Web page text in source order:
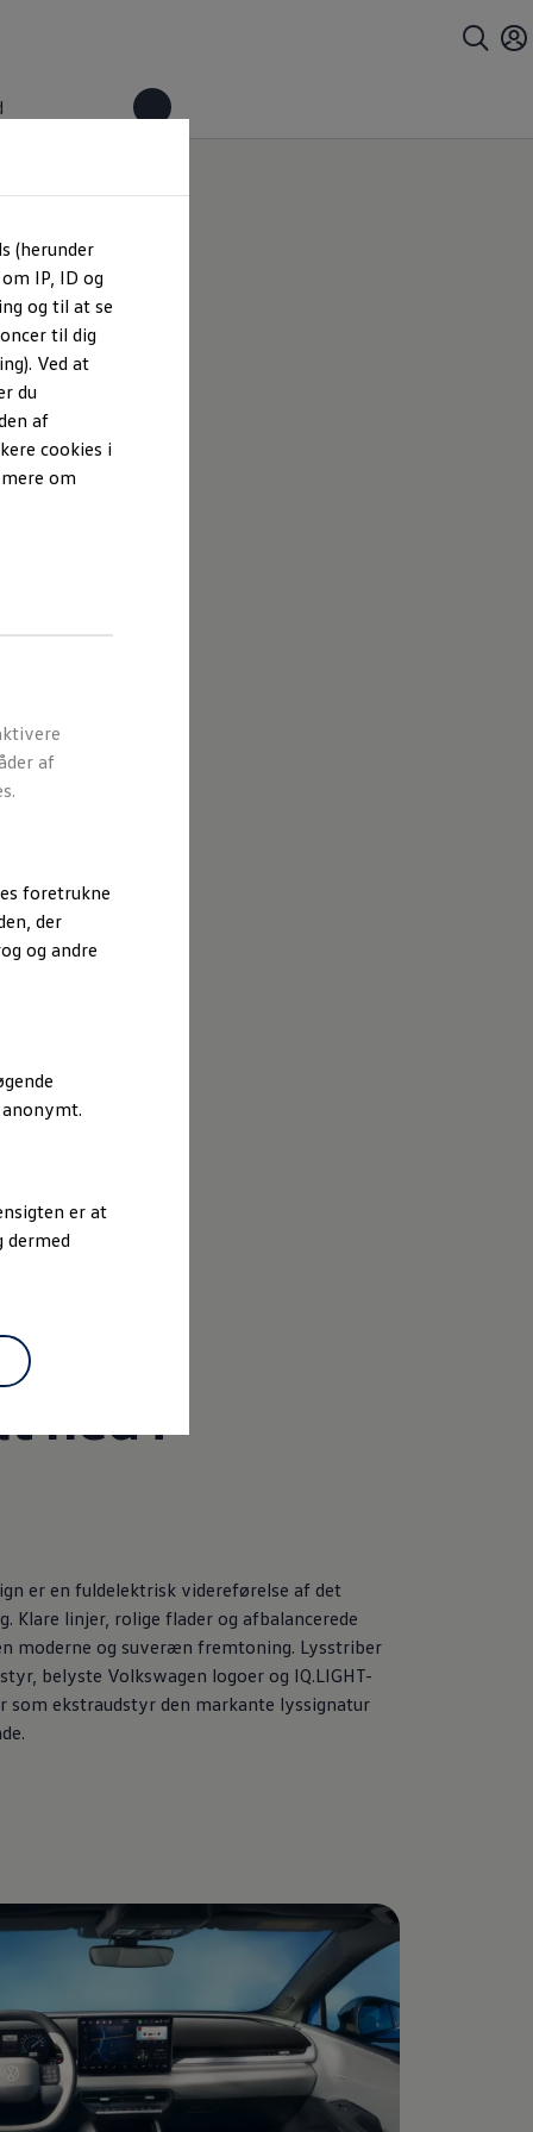
(herunder
IP, ID og
og til at se
til dig
Ved at
du
af
cookies i
om
af
foretrukne
der
og andre
er at
dermed
ned i
er en fuldelektrisk videreførelse af det
Klare linjer, rolige flader og afbalancerede
moderne og suveræn fremtoning. Lysstriber
belyste Volkswagen logoer og IQ.LIGHT-
ekstraudstyr den markante lyssignatur